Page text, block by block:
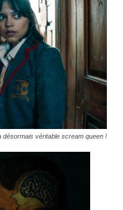
désormais véritable scream queen !